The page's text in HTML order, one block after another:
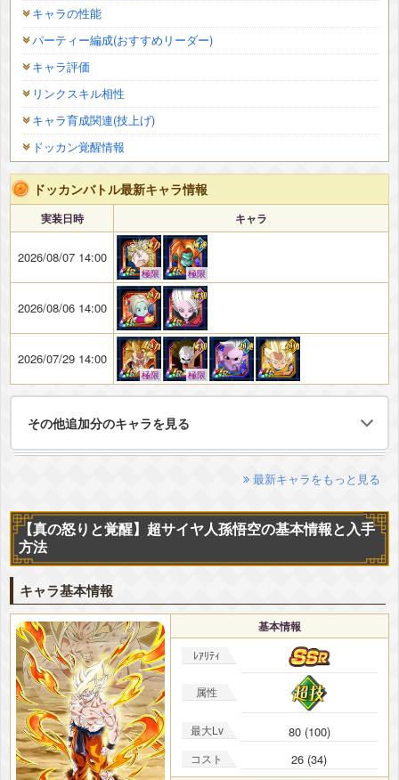
キャラの性能
パーティー編成(おすすめリーダー)
キャラ評価
リンクスキル相性
キャラ育成関連(技上げ)
ドッカン覚醒情報
ドッカンバトル最新キャラ情報
実装日時 キャラ
2026/08/07 14:00
極限 極限
2026/08/06 14:00
2026/07/29 14:00
極限 極限
その他追加分のキャラを見る
最新キャラをもっと見る
【真の怒りと覚醒】超サイヤ人孫悟空の基本情報と入手
方法
キャラ基本情報
基本情報
ﾚｱﾘﾃｨ
属性
最大Lv 80 (100)
コスト 26 (34)